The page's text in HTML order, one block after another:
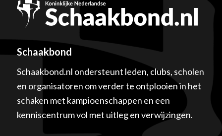
Schaakbond
Schaakbond.nl ondersteunt leden, clubs, scholen
en organisatoren om verder te ontplooien in het
schaken met kampioenschappen en een
kenniscentrum vol met uitleg en verwijzingen.